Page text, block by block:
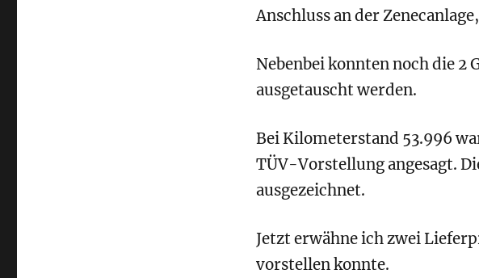
Anschluss an der
Nebenbei konnten noch die 2
ausgetauscht werden.
Bei Kilometerstand 53.996
TÜV-Vorstellung angesagt.
ausgezeichnet.
Jetzt erwähne ich zwei
vorstellen konnte.